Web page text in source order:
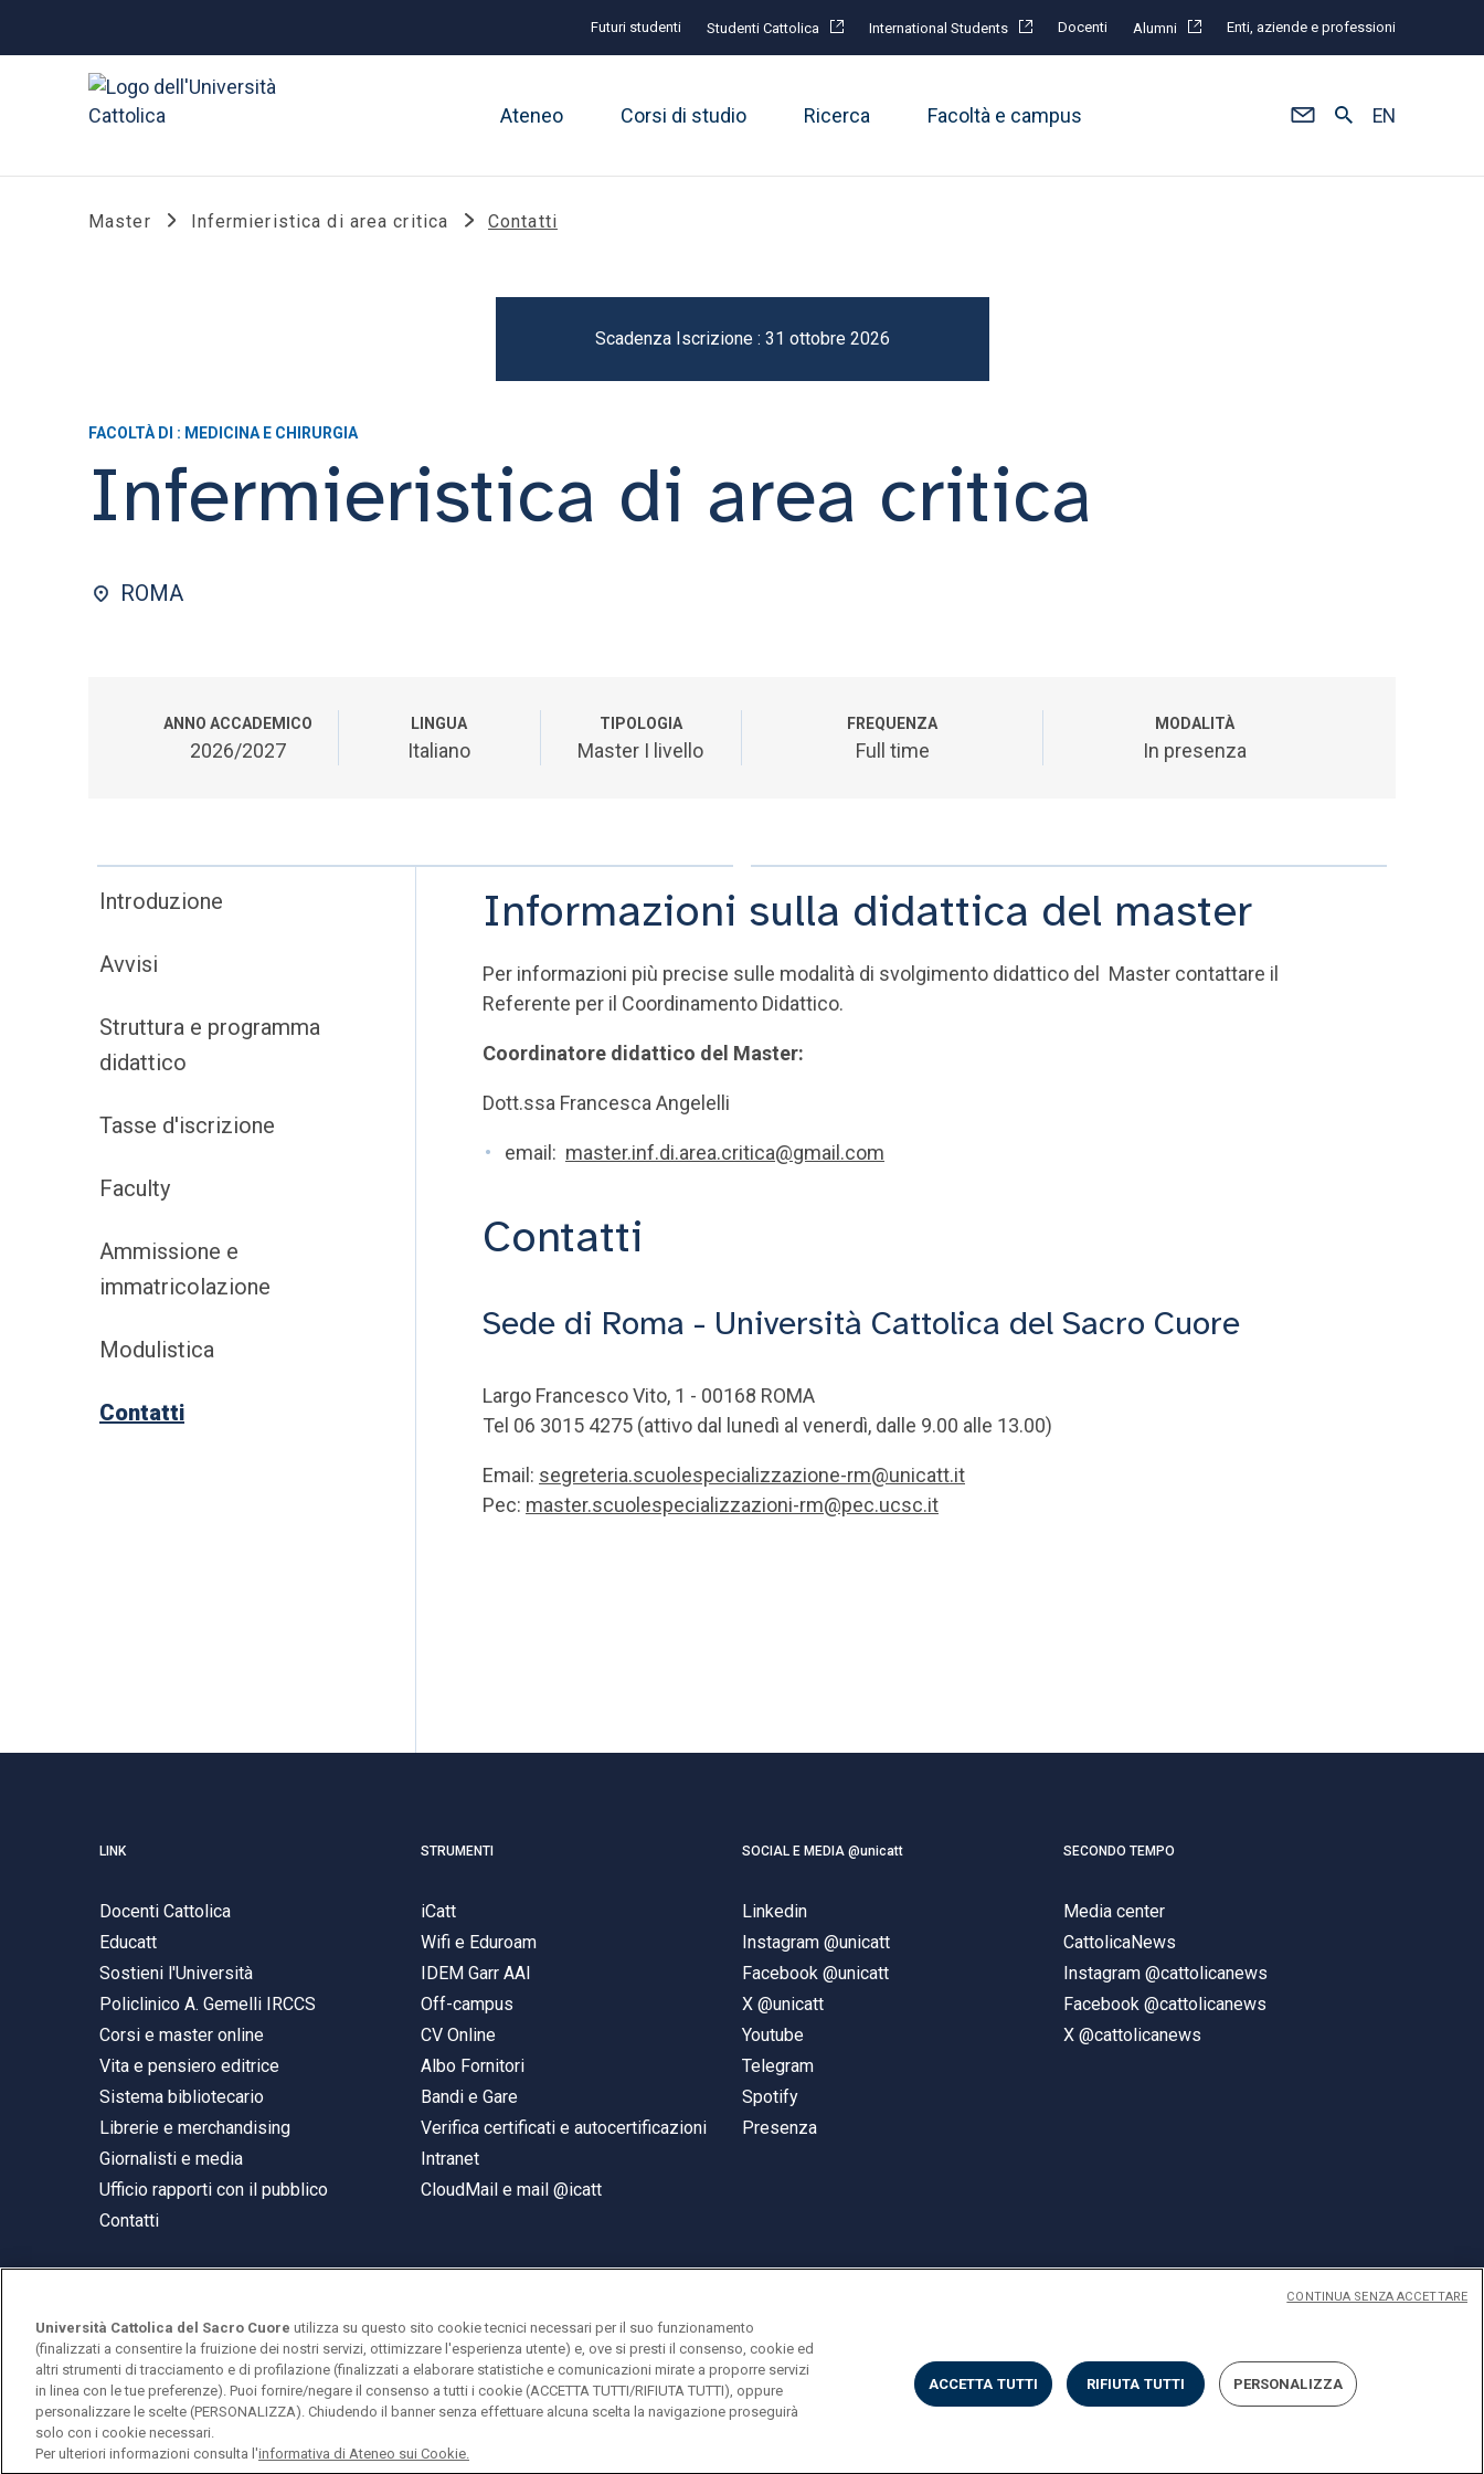
Futuri studenti Studenti Cattolica International Students Docenti Alumni Enti, aziende e professioni
Ateneo Corsi di studio Ricerca Facoltà e campus EN
Master Infermieristica di area critica Contatti
Scadenza Iscrizione : 31 ottobre 2026
FACOLTÀ DI : MEDICINA E CHIRURGIA
Infermieristica di area critica
ROMA
ANNO ACCADEMICO
2026/2027
LINGUA
Italiano
TIPOLOGIA
Master I livello
FREQUENZA
Full time
MODALITÀ
In presenza
Introduzione
Avvisi
Struttura e programma
didattico
Tasse d'iscrizione
Faculty
Ammissione e
immatricolazione
Modulistica
Contatti
Informazioni sulla didattica del master
Per informazioni più precise sulle modalità di svolgimento didattico del Master contattare il
Referente per il Coordinamento Didattico.
Coordinatore didattico del Master:
Dott.ssa Francesca Angelelli
email: master.inf.di.area.critica@gmail.com
Contatti
Sede di Roma - Università Cattolica del Sacro Cuore
Largo Francesco Vito, 1 - 00168 ROMA
Tel 06 3015 4275 (attivo dal lunedì al venerdì, dalle 9.00 alle 13.00)
Email: segreteria.scuolespecializzazione-rm@unicatt.it
Pec: master.scuolespecializzazioni-rm@pec.ucsc.it
LINK
Docenti Cattolica
Educatt
Sostieni l'Università
Policlinico A. Gemelli IRCCS
Corsi e master online
Vita e pensiero editrice
Sistema bibliotecario
Librerie e merchandising
Giornalisti e media
Ufficio rapporti con il pubblico
Contatti
STRUMENTI
iCatt
Wifi e Eduroam
IDEM Garr AAI
Off-campus
CV Online
Albo Fornitori
Bandi e Gare
Verifica certificati e autocertificazioni
Intranet
CloudMail e mail @icatt
SOCIAL E MEDIA @unicatt
Linkedin
Instagram @unicatt
Facebook @unicatt
X @unicatt
Youtube
Telegram
Spotify
Presenza
SECONDO TEMPO
Media center
CattolicaNews
Instagram @cattolicanews
Facebook @cattolicanews
X @cattolicanews
© Università Cattolica del Sacro Cuore
Largo A. Gemelli 1, 20123 Milano
PI 02133120150
Privacy AccessibilitàCookies Impostazione Cookies
Università Cattolica del Sacro Cuore utilizza su questo sito cookie tecnici necessari per il suo funzionamento
(finalizzati a consentire la fruizione dei nostri servizi, ottimizzare l'esperienza utente) e, ove si presti il consenso, cookie ed
altri strumenti di tracciamento e di profilazione (finalizzati a elaborare statistiche e comunicazioni mirate a proporre servizi
in linea con le tue preferenze). Puoi fornire/negare il consenso a tutti i cookie (ACCETTA TUTTI/RIFIUTA TUTTI), oppure
personalizzare le scelte (PERSONALIZZA). Chiudendo il banner senza effettuare alcuna scelta la navigazione proseguirà
solo con i cookie necessari.
Per ulteriori informazioni consulta l'informativa di Ateneo sui Cookie.
ACCETTA TUTTI RIFIUTA TUTTI PERSONALIZZA
CONTINUA SENZA ACCETTARE